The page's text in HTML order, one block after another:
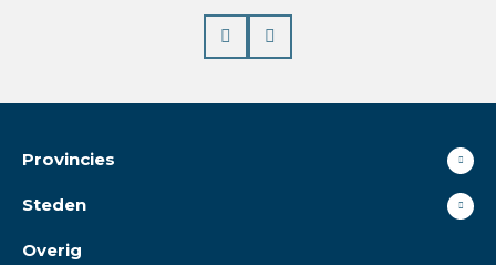
Prev
Provincies
Steden
Overig